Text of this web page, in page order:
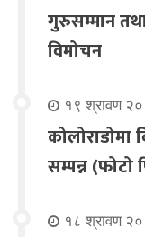
गुरुसम्मान
विमोचन
१९ श्रावण
कोलोराडोमा
सम्पन्न
१८ श्रावण